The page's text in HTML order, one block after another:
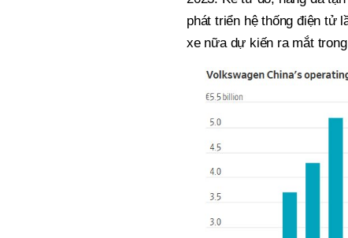
phát triển hệ thống điện tử
xe nữa dự kiến ra mắt